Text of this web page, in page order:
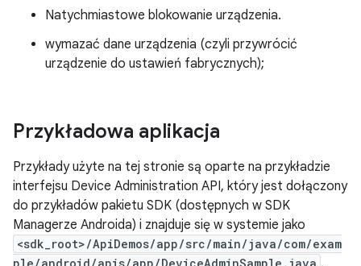
Natychmiastowe blokowanie urządzenia.
wymazać dane urządzenia (czyli przywrócić
urządzenie do ustawień fabrycznych);
Przykładowa aplikacja
Przykłady użyte na tej stronie są oparte na przykładzie
interfejsu Device Administration API, który jest dołączony
do przykładów pakietu SDK (dostępnych w SDK
Managerze Androida) i znajduje się w systemie jako
<sdk_root>/ApiDemos/app/src/main/java/com/exam